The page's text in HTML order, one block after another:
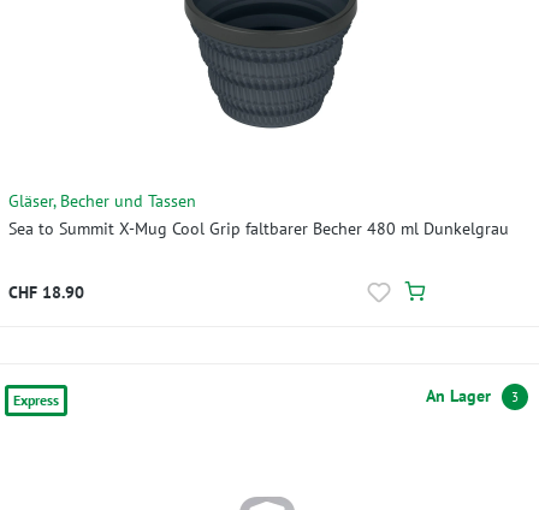
Gläser, Becher und Tassen
Sea to Summit X-Mug Cool Grip faltbarer Becher 480 ml Dunkelgrau
CHF 18.90
Express An Lager 3